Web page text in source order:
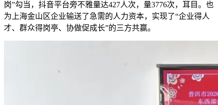
岗”勾当，抖音平台旁不雅量达427人次，量3776次，耳目。也
为上海金山区企业输送了急需的人力资本，实现了“企业得人
才、群众得岗亭、协做促成长”的三方共赢。